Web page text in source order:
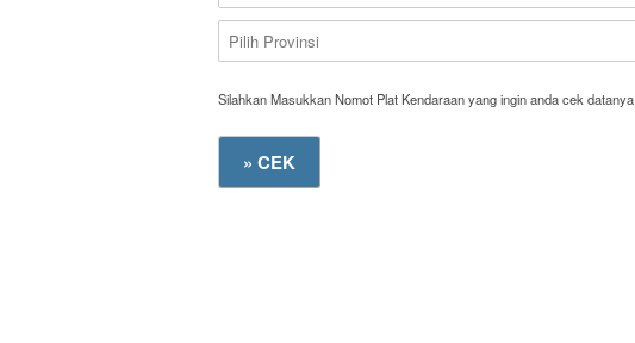
Silahkan Masukkan Nomot Plat Kendaraan yang ingin anda cek datanya